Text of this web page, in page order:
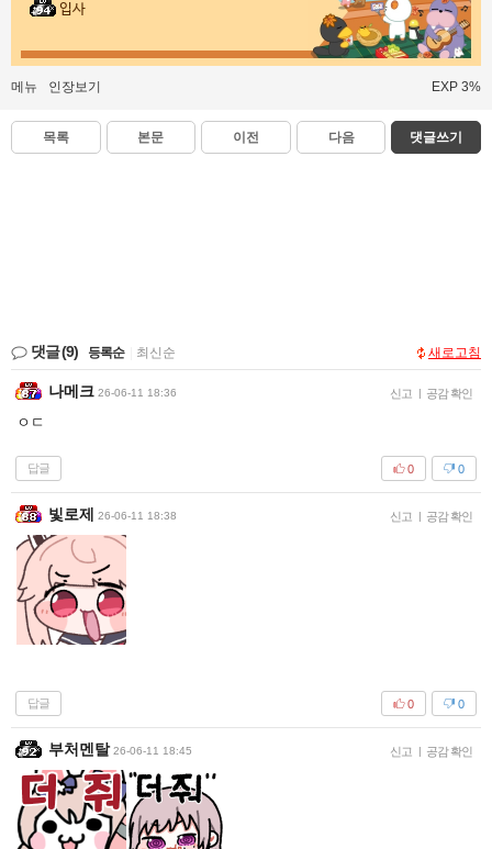
입사
메뉴 인장보기 EXP 3%
목록 본문 이전 다음 댓글쓰기
댓글(9) 등록순 최신순 새로고침
나메크 26-06-11 18:36 신고 | 공감 확인
ㅇㄷ
답글 0
0
빛로제 26-06-11 18:38 신고 | 공감 확인
답글 0
0
부처멘탈 26-06-11 18:45 신고 | 공감 확인